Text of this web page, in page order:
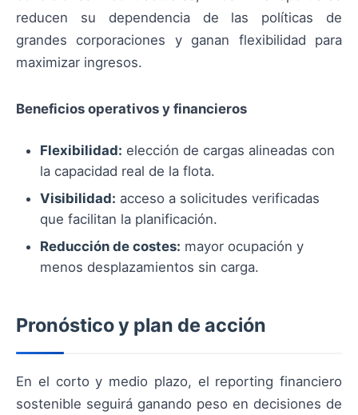
reducen su dependencia de las políticas de
grandes corporaciones y ganan flexibilidad para
maximizar ingresos.
Beneficios operativos y financieros
Flexibilidad: elección de cargas alineadas con
la capacidad real de la flota.
Visibilidad: acceso a solicitudes verificadas
que facilitan la planificación.
Reducción de costes: mayor ocupación y
menos desplazamientos sin carga.
Pronóstico y plan de acción
En el corto y medio plazo, el reporting financiero
sostenible seguirá ganando peso en decisiones de